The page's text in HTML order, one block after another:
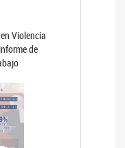
Violencia
de